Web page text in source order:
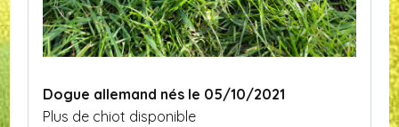
Dogue allemand nés le 05/10/2021
Plus de chiot disponible